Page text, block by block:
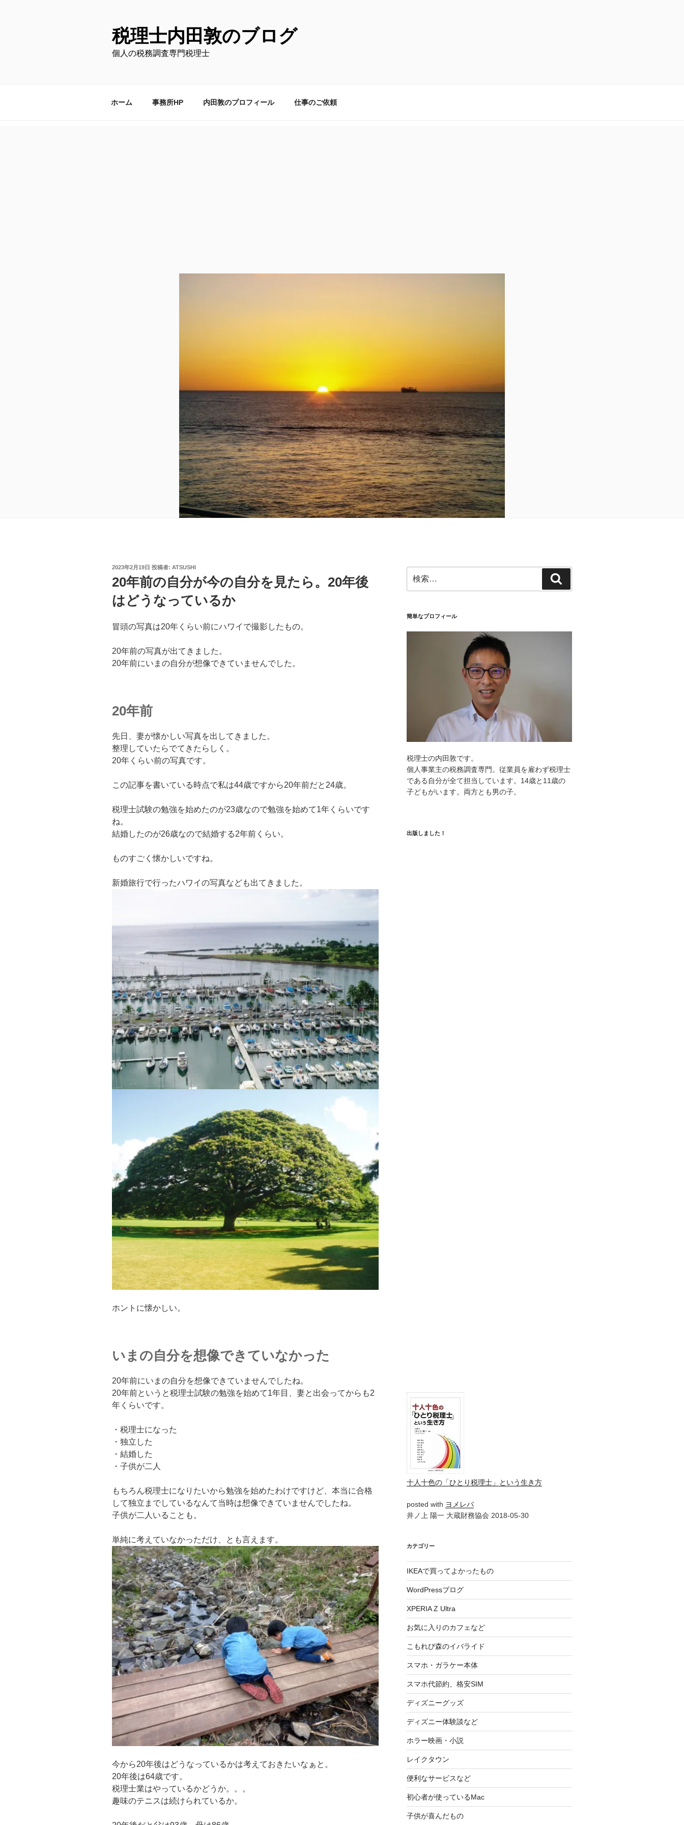
税理士内田敦のブログ
個人の税務調査専門税理士
ホーム 事務所HP 内田敦のプロフィール 仕事のご依頼
投
日:
2023年2月19日 投稿者: ATSUSHI
20年前の自分が今の自分を見たら。20年後
はどうなっているか
冒頭の写真は20年くらい前にハワイで撮影したもの。
20年前の写真が出てきました。
20年前にいまの自分が想像できていませんでした。
20年前
先日、妻が懐かしい写真を出してきました。
整理していたらでてきたらしく。
20年くらい前の写真です。
この記事を書いている時点で私は44歳ですから20年前だと24歳。
税理士試験の勉強を始めたのが23歳なので勉強を始めて1年くらいです
ね。
結婚したのが26歳なので結婚する2年前くらい。
ものすごく懐かしいですね。
新婚旅行で行ったハワイの写真なども出てきました。
ホントに懐かしい。
いまの自分を想像できていなかった
20年前にいまの自分を想像できていませんでしたね。
20年前というと税理士試験の勉強を始めて1年目、妻と出会ってからも2
年くらいです。
・税理士になった
・独立した
・結婚した
・子供が二人
もちろん税理士になりたいから勉強を始めたわけですけど、本当に合格
して独立までしているなんて当時は想像できていませんでしたね。
子供が二人いることも。
単純に考えていなかっただけ、とも言えます。
今から20年後はどうなっているかは考えておきたいなぁと。
20年後は64歳です。
税理士業はやっているかどうか。。。
趣味のテニスは続けられているか。
索:
索
簡単なプロフィール
税理士の内田敦です。
個人事業主の税務調査専門。従業員を雇わず税理士
である自分が全て担当しています。14歳と11歳の
子どもがいます。両方とも男の子。
出版しました！
十人十色の「ひとり税理士」という生き方
posted with ヨメレバ
井ノ上 陽一 大蔵財務協会 2018-05-30
カテゴリー
IKEAで買ってよかったもの
WordPressブログ
XPERIA Z Ultra
お気に入りのカフェなど
こもれび森のイバライド
スマホ・ガラケー本体
スマホ代節約、格安SIM
ディズニーグッズ
ディズニー体験談など
ホラー映画・小説
レイクタウン
便利なサービスなど
初心者が使っているMac
子供が喜んだもの